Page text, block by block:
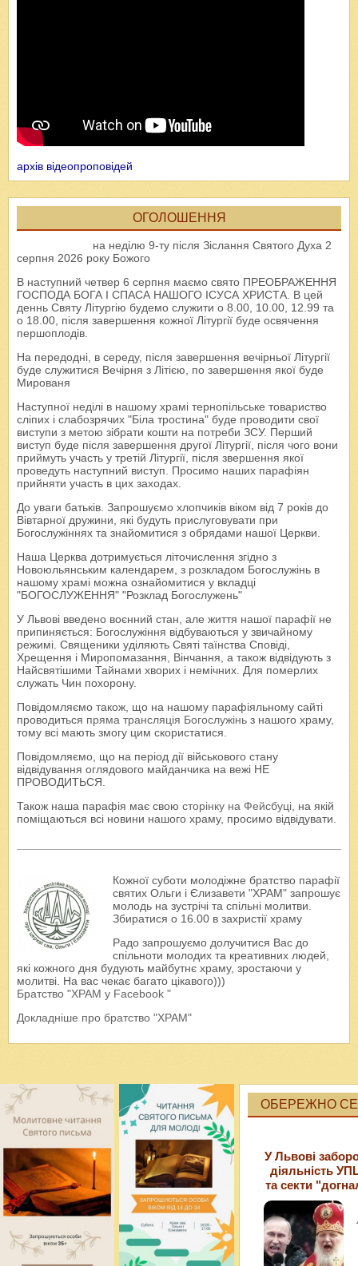
архів відеопроповідей
ОГОЛОШЕННЯ
на неділю 9-ту після Зіслання Святого Духа 2
серпня 2026 року Божого
В наступний четвер 6 серпня маємо свято ПРЕОБРАЖЕННЯ
ГОСПОДА БОГА І СПАСА НАШОГО ІСУСА ХРИСТА. В цей
деннь Святу Літургію будемо служити о 8.00, 10.00, 12.99 та
о 18.00, після завершення кожної Літургії буде освячення
першоплодів.
На передодні, в середу, після завершення вечірньої Літургії
буде служитися Вечірня з Літією, по завершення якої буде
Мированя
Наступної неділі в нашому храмі тернопільське товариство
сліпих і слабозрячих "Біла тростина" буде проводити свої
виступи з метою зібрати кошти на потреби ЗСУ. Перший
виступ буде після завершення другої Літургії, після чого вони
приймуть участь у третій Літургії, після звершення якої
проведуть наступний виступ. Просимо наших парафіян
прийняти участь в цих заходах.
До уваги батьків. Запрошуємо хлопчиків віком від 7 років до
Вівтарної дружини, які будуть прислуговувати при
Богослужіннях та знайомитися з обрядами нашої Церкви.
Наша Церква дотримується літочислення згідно з
Новоюльянським календарем, з розкладом Богослужінь в
нашому храмі можна ознайомитися у вкладці
"БОГОСЛУЖЕННЯ" "Розклад Богослужень"
У Львові введено воєнний стан, але життя нашої парафії не
припиняється: Богослужіння відбуваються у звичайному
режимі. Священики уділяють Святі таїнства Сповіді,
Хрещення і Миропомазання, Вінчання, а також відвідують з
Найсвятішими Тайнами хворих і немічних. Для померлих
служать Чин похорону.
Повідомляємо також, що на нашому парафіяльному сайті
проводиться пряма трансляція Богослужінь з нашого храму,
тому всі мають змогу цим скористатися.
Повідомляємо, що на період дії військового стану
відвідування оглядового майданчика на вежі НЕ
ПРОВОДИТЬСЯ.
Також наша парафія має свою сторінку на Фейсбуці, на якій
поміщаються всі новини нашого храму, просимо відвідувати.
Кожної суботи молодіжне братство парафії
святих Ольги і Єлизавети "ХРАМ" запрошує
молодь на зустрічі та спільні молитви.
Збиратися о 16.00 в захристії храму
Радо запрошуємо долучитися Вас до
спільноти молодих та креативних людей,
які кожного дня будують майбутнє храму, зростаючи у
молитві. На вас чекає багато цікавого)))
Братство "ХРАМ у Facebook "
Докладніше про братство "ХРАМ"
ОБЕРЕЖНО
У Львові
діяльність
та секти